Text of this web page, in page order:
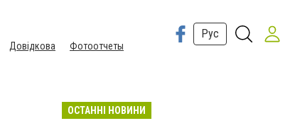
Довідкова Фотоотчеты
Рус
ОСТАННІ НОВИНИ